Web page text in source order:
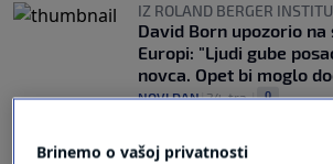
IZ ROLAND BERGER
David Born upozorio
Europi: "Ljudi gube
novca. Opet bi moglo
NOVI DAN|24. tra.| 0
Brinemo o vašoj privatnosti